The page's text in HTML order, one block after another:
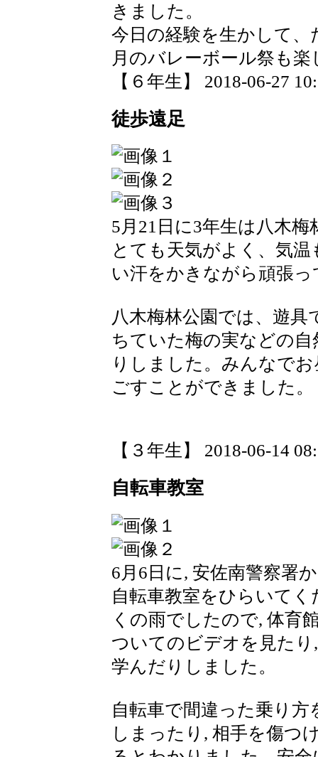
きました。
今日の経験を生かして
月のバレーボール祭も
【６年生】 2018-06-27
徒歩遠足
5月21日に3年生は八木
とても天気がよく、気
い汗をかきながら頑張
八木梅林公園では、遊
ちていた梅の実などの
りしました。みんなで
ごすことができました。
【３年生】 2018-06-14
自転車教室
6月6日に, 安佐南警察署
自転車教室をひらいて
くの雨でしたので, 体育
ついてのビデオを見た
学んだりしました。
自転車で間違った乗り
しまったり, 相手を傷つ